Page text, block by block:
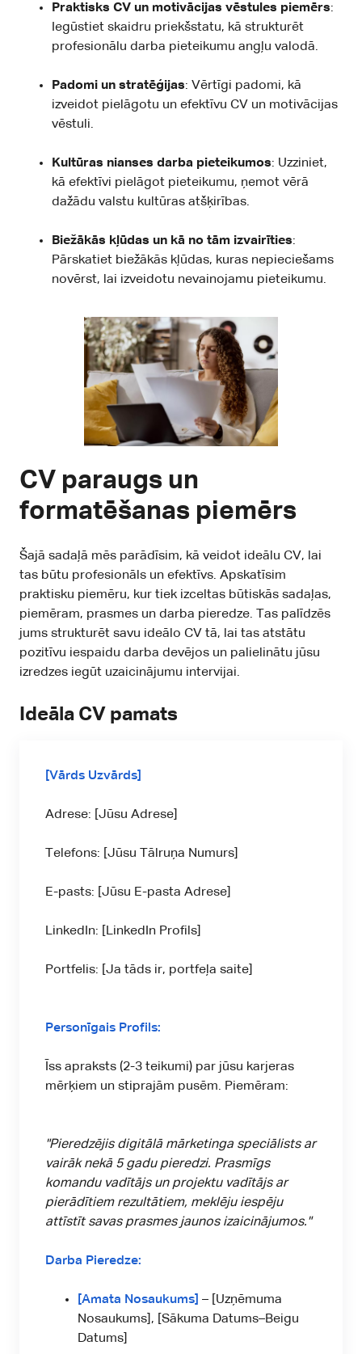
Praktisks CV un motivācijas vēstules piemērs:
Iegūstiet skaidru priekšstatu, kā strukturēt
profesionālu darba pieteikumu angļu valodā.
Padomi un stratēģijas: Vērtīgi padomi, kā
izveidot pielāgotu un efektīvu CV un motivācijas
vēstuli.
Kultūras nianses darba pieteikumos: Uzziniet,
kā efektīvi pielāgot pieteikumu, ņemot vērā
dažādu valstu kultūras atšķirības.
Biežākās kļūdas un kā no tām izvairīties:
Pārskatiet biežākās kļūdas, kuras nepieciešams
novērst, lai izveidotu nevainojamu pieteikumu.
CV paraugs un
formatēšanas piemērs
Šajā sadaļā mēs parādīsim, kā veidot ideālu CV, lai
tas būtu profesionāls un efektīvs. Apskatīsim
praktisku piemēru, kur tiek izceltas būtiskās sadaļas,
piemēram, prasmes un darba pieredze. Tas palīdzēs
jums strukturēt savu ideālo CV tā, lai tas atstātu
pozitīvu iespaidu darba devējos un palielinātu jūsu
izredzes iegūt uzaicinājumu intervijai.
Ideāla CV pamats
[Vārds Uzvārds]
Adrese: [Jūsu Adrese]
Telefons: [Jūsu Tālruņa Numurs]
E-pasts: [Jūsu E-pasta Adrese]
LinkedIn: [LinkedIn Profils]
Portfelis: [Ja tāds ir, portfeļa saite]
Personīgais Profils:
Īss apraksts (2-3 teikumi) par jūsu karjeras
mērķiem un stiprajām pusēm. Piemēram:
"Pieredzējis digitālā mārketinga speciālists ar
vairāk nekā 5 gadu pieredzi. Prasmīgs
komandu vadītājs un projektu vadītājs ar
pierādītiem rezultātiem, meklēju iespēju
attīstīt savas prasmes jaunos izaicinājumos."
Darba Pieredze:
[Amata Nosaukums] – [Uzņēmuma
Nosaukums], [Sākuma Datums–Beigu
Datums]